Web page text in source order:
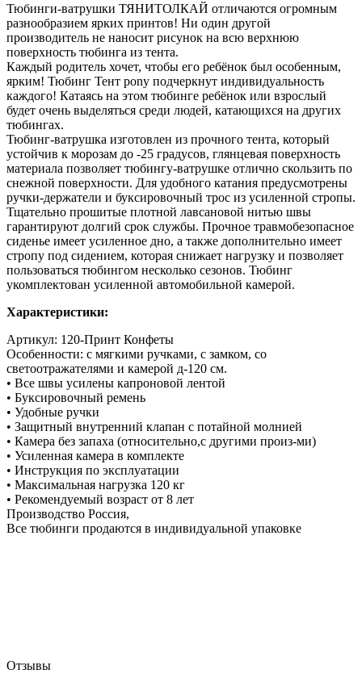
Тюбинги-ватрушки ТЯНИТОЛКАЙ отличаются огромным
разнообразием ярких принтов! Ни один другой
производитель не наносит рисунок на всю верхнюю
поверхность тюбинга из тента.
Каждый родитель хочет, чтобы его ребёнок был особенным,
ярким! Тюбинг Тент pony подчеркнут индивидуальность
каждого! Катаясь на этом тюбинге ребёнок или взрослый
будет очень выделяться среди людей, катающихся на других
тюбингах.
Тюбинг-ватрушка изготовлен из прочного тента, который
устойчив к морозам до -25 градусов, глянцевая поверхность
материала позволяет тюбингу-ватрушке отлично скользить по
снежной поверхности. Для удобного катания предусмотрены
ручки-держатели и буксировочный трос из усиленной стропы.
Тщательно прошитые плотной лавсановой нитью швы
гарантируют долгий срок службы. Прочное травмобезопасное
сиденье имеет усиленное дно, а также дополнительно имеет
стропу под сидением, которая снижает нагрузку и позволяет
пользоваться тюбингом несколько сезонов. Тюбинг
укомплектован усиленной автомобильной камерой.
Характеристики:
Артикул: 120-Принт Конфеты
Особенности: с мягкими ручками, с замком, со
светоотражателями и камерой д-120 см.
• Все швы усилены капроновой лентой
• Буксировочный ремень
• Удобные ручки
• Защитный внутренний клапан с потайной молнией
• Камера без запаха (относительно,с другими произ-ми)
• Усиленная камера в комплекте
• Инструкция по эксплуатации
• Максимальная нагрузка 120 кг
• Рекомендуемый возраст от 8 лет
Производство Россия,
Все тюбинги продаются в индивидуальной упаковке
Отзывы